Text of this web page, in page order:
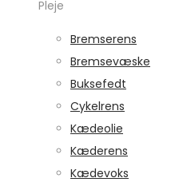
Pleje
Bremserens
Bremsevæske
Buksefedt
Cykelrens
Kædeolie
Kæderens
Kædevoks